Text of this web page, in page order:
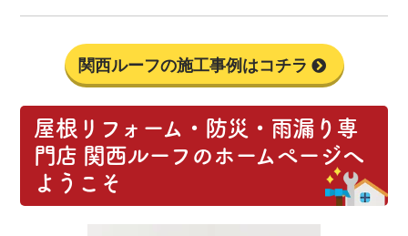
関西ルーフの施工事例はコチラ
屋根リフォーム・防災・雨漏り専
門店 関西ルーフのホームページへ
ようこそ